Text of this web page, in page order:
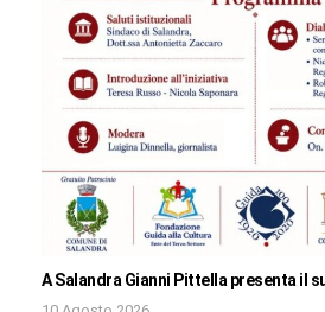
A Salandra Gianni Pittella presenta il